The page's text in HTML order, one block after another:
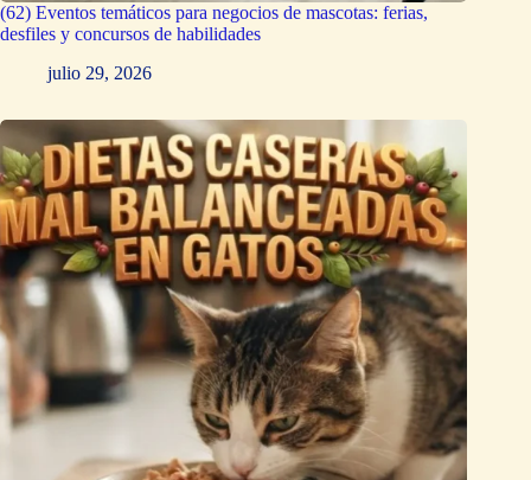
(62) Eventos temáticos para negocios de mascotas: ferias,
desfiles y concursos de habilidades
julio 29, 2026